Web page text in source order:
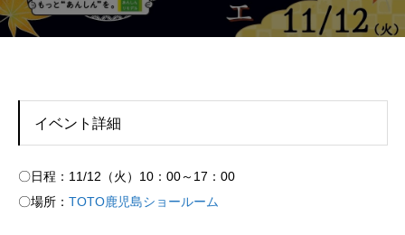
イベント詳細
〇日程：11/12（火）10：00～17：00
〇場所： TOTO鹿児島ショールーム